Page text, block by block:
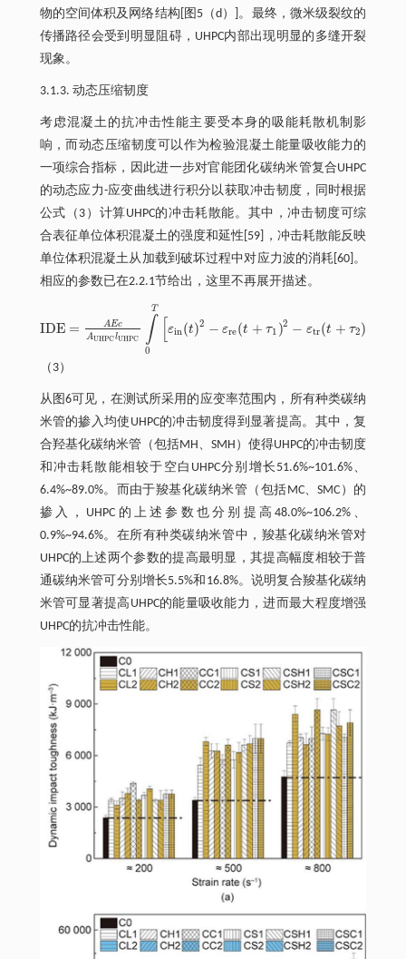
物的空间体积及网络结构[图5（d）]。最终，微米级裂纹的
传播路径会受到明显阻碍，UHPC内部出现明显的多缝开裂
现象。
3.1.3. 动态压缩韧度
考虑混凝土的抗冲击性能主要受本身的吸能耗散机制影
响，而动态压缩韧度可以作为检验混凝土能量吸收能力的
一项综合指标，因此进一步对官能团化碳纳米管复合UHPC
的动态应力-应变曲线进行积分以获取冲击韧度，同时根据
公式（3）计算UHPC的冲击耗散能。其中，冲击韧度可综
合表征单位体积混凝土的强度和延性[59]，冲击耗散能反映
单位体积混凝土从加载到破坏过程中对应力波的消耗[60]。
相应的参数已在2.2.1节给出，这里不再展开描述。
IDE = AEc
AUHPClUHPC ∫
0
T
εin(t)2 − εre(t + τ1 )2 − εtr(t + τ2)
IDE=AEc AUHPClUHP C∫ Tεint2 -ε et+τ12-ε trt +τ22 dt
（3）
从图6可见，在测试所采用的应变率范围内，所有种类碳纳
米管的掺入均使UHPC的冲击韧度得到显著提高。其中，复
合羟基化碳纳米管（包括MH、SMH）使得UHPC的冲击韧度
和冲击耗散能相较于空白UHPC分别增长51.6%~101.6%、
6.4%~89.0%。而由于羧基化碳纳米管（包括MC、SMC）的
掺入，UHPC的上述参数也分别提高48.0%~106.2%、
0.9%~94.6%。在所有种类碳纳米管中，羧基化碳纳米管对
UHPC的上述两个参数的提高最明显，其提高幅度相较于普
通碳纳米管可分别增长5.5%和16.8%。说明复合羧基化碳纳
米管可显著提高UHPC的能量吸收能力，进而最大程度增强
UHPC的抗冲击性能。